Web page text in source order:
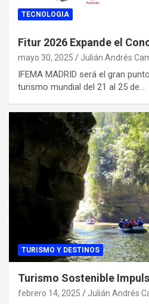
TECNOLOGIA
Fitur 2026 Expande el
mayo 30, 2025 Julián Andrés
IFEMA MADRID será el gran
turismo mundial del 21 al 25 de…
TURISMO Y DESTINOS
Turismo Sostenible
febrero 14, 2025 Julián Andrés